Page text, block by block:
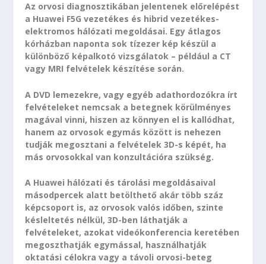
Az orvosi diagnosztikában jelentenek előrelépést
a Huawei F5G vezetékes és hibrid vezetékes-
elektromos hálózati megoldásai. Egy átlagos
kórházban naponta sok tízezer kép készül a
különböző képalkotó vizsgálatok – például a CT
vagy MRI felvételek készítése során.
A DVD lemezekre, vagy egyéb adathordozókra írt
felvételeket nemcsak a betegnek körülményes
magával vinni, hiszen az könnyen el is kallódhat,
hanem az orvosok egymás között is nehezen
tudják megosztani a felvételek 3D-s képét, ha
más orvosokkal van konzultációra szükség.
A Huawei hálózati és tárolási megoldásaival
másodpercek alatt betölthető akár több száz
képcsoport is, az orvosok valós időben, szinte
késleltetés nélkül, 3D-ben láthatják a
felvételeket, azokat videókonferencia keretében
megoszthatják egymással, használhatják
oktatási célokra vagy a távoli orvosi-beteg